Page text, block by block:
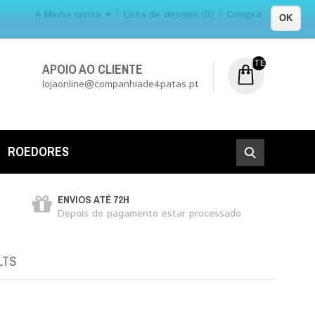
OK
A Minha conta Lista de desejos (0) Compra
APOIO AO CLIENTE
lojaonline@companhiade4patas.pt
ITEM (NS) DE
ROEDORES
ENVIOS ATÉ 72H
Depois do pagamento estar processado